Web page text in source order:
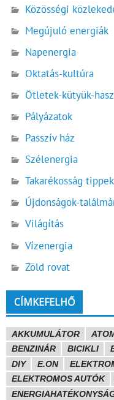
Közösségi
Megújuló energiák
Napenergia
Oktatás-kultúra
Ötletek-kütyük-
Pályázatok
Passzív ház
Szélenergia
Takarékosság tippek
Újdonságok-
Világítás
Vízenergia
Zöld rovat
CÍMKEFELHŐ
AKKUMULÁTOR
BENZINÁR
BICIKLI
DIY
E.ON
ELEKTROMOS AUTÓK